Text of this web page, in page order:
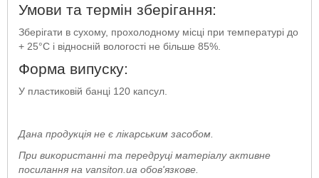
Умови та термін зберігання:
Зберігати в сухому, прохолодному місці при температурі до
+ 25°C і відносній вологості не більше 85%.
Форма випуску:
У пластиковій банці 120 капсул.
Дана продукція не є лікарським засобом.
При використанні та передруці матеріалу активне
посилання на vansiton.ua обов'язкове.